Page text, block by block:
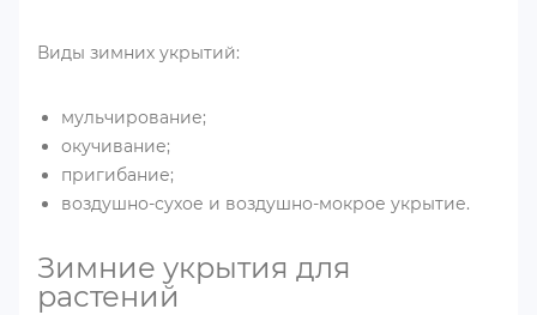
Виды зимних укрытий:
мульчирование;
окучивание;
пригибание;
воздушно-сухое и воздушно-мокрое укрытие.
Зимние укрытия для
растений